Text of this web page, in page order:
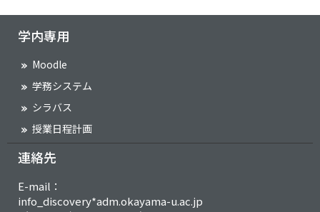
学内専用
Moodle
学務システム
シラバス
授業日程計画
連絡先
E-mail：
info_discovery*adm.okayama-u.ac.jp